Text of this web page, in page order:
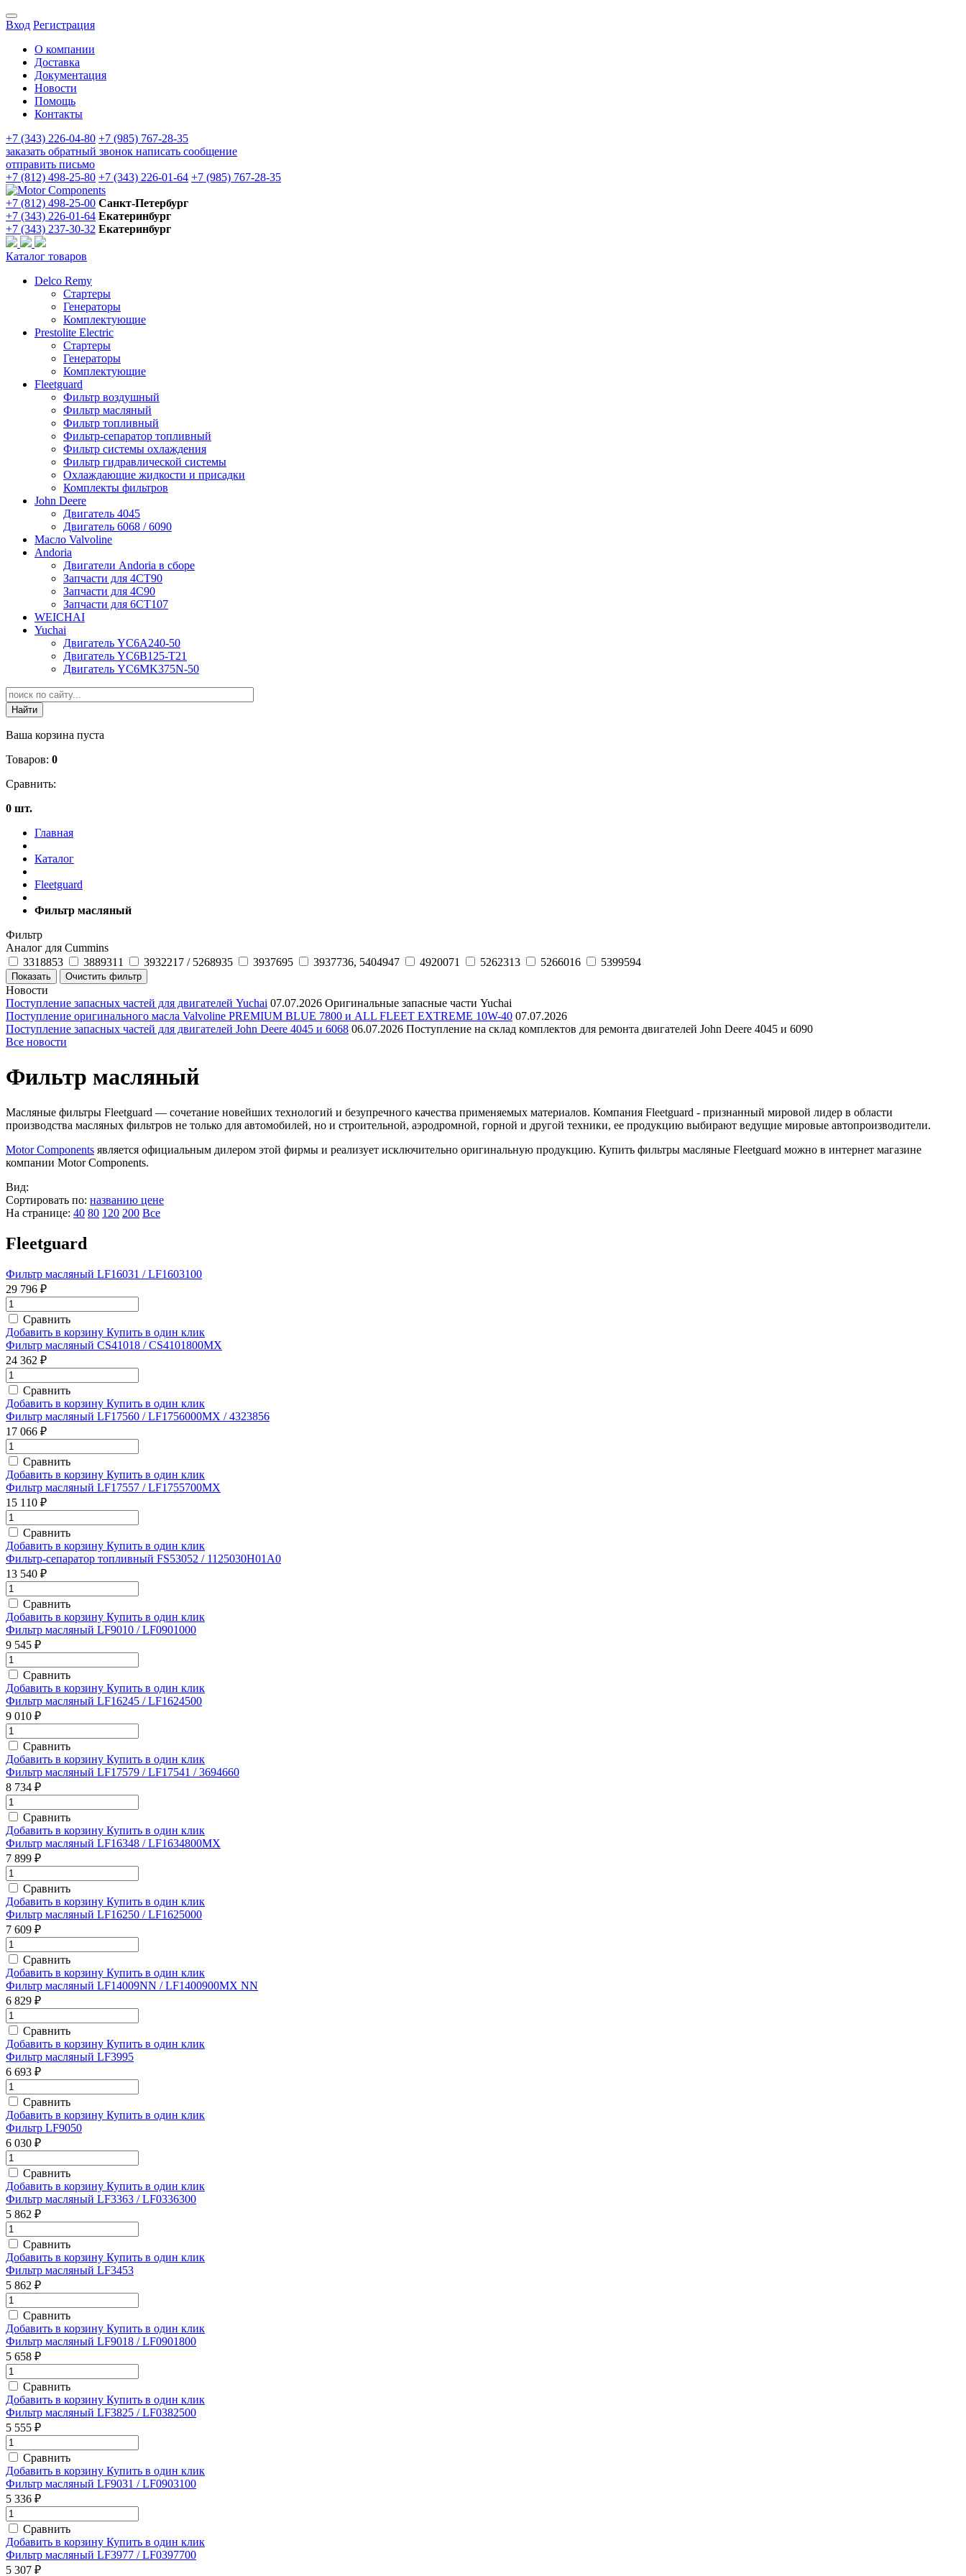
Вход Регистрация
О компании
Доставка
Документация
Новости
Помощь
Контакты
+7 (343) 226-04-80 +7 (985) 767-28-35
заказать обратный звонок написать сообщение
отправить письмо
+7 (812) 498-25-80 +7 (343) 226-01-64 +7 (985) 767-28-35
+7 (812) 498-25-00 Санкт-Петербург
+7 (343) 226-01-64 Екатеринбург
+7 (343) 237-30-32 Екатеринбург
Каталог товаров
Delco Remy
Стартеры
Генераторы
Комплектующие
Prestolite Electric
Стартеры
Генераторы
Комплектующие
Fleetguard
Фильтр воздушный
Фильтр масляный
Фильтр топливный
Фильтр-сепаратор топливный
Фильтр системы охлаждения
Фильтр гидравлической системы
Охлаждающие жидкости и присадки
Комплекты фильтров
John Deere
Двигатель 4045
Двигатель 6068 / 6090
Масло Valvoline
Andoria
Двигатели Andoria в сборе
Запчасти для 4CT90
Запчасти для 4С90
Запчасти для 6CT107
WEICHAI
Yuchai
Двигатель YC6A240-50
Двигатель YC6B125-T21
Двигатель YC6MK375N-50
Ваша корзина пуста
Товаров: 0
Сравнить:
0 шт.
Главная
Каталог
Fleetguard
Фильтр масляный
Фильтр
Аналог для Cummins
3318853
3889311 3932217 / 5268935 3937695 3937736, 5404947 4920071 5262313 5266016 5399594
Новости
Поступление запасных частей для двигателей Yuchai 07.07.2026 Оригинальные запасные части Yuchai
Поступление оригинального масла Valvoline PREMIUM BLUE 7800 и ALL FLEET EXTREME 10W-40 07.07.2026
Поступление запасных частей для двигателей John Deere 4045 и 6068 06.07.2026 Поступление на склад комплектов для ремонта двигателей John Deere 4045 и 6090
Все новости
Фильтр масляный
Масляные фильтры Fleetguard — сочетание новейших технологий и безупречного качества применяемых материалов. Компания Fleetguard - признанный мировой лидер в области
производства масляных фильтров не только для автомобилей, но и строительной, аэродромной, горной и другой техники, ее продукцию выбирают ведущие мировые автопроизводители.
Motor Components является официальным дилером этой фирмы и реализует исключительно оригинальную продукцию. Купить фильтры масляные Fleetguard можно в интернет магазине
компании Motor Components.
Вид:
Сортировать по: названию цене
На странице: 40 80 120 200 Все
Fleetguard
Фильтр масляный LF16031 / LF1603100
29 796 ₽
Сравнить
Добавить в корзину Купить в один клик
Фильтр масляный CS41018 / CS4101800MX
24 362 ₽
Сравнить
Добавить в корзину Купить в один клик
Фильтр масляный LF17560 / LF1756000MX / 4323856
17 066 ₽
Сравнить
Добавить в корзину Купить в один клик
Фильтр масляный LF17557 / LF1755700MX
15 110 ₽
Сравнить
Добавить в корзину Купить в один клик
Фильтр-сепаратор топливный FS53052 / 1125030H01A0
13 540 ₽
Сравнить
Добавить в корзину Купить в один клик
Фильтр масляный LF9010 / LF0901000
9 545 ₽
Сравнить
Добавить в корзину Купить в один клик
Фильтр масляный LF16245 / LF1624500
9 010 ₽
Сравнить
Добавить в корзину Купить в один клик
Фильтр масляный LF17579 / LF17541 / 3694660
8 734 ₽
Сравнить
Добавить в корзину Купить в один клик
Фильтр масляный LF16348 / LF1634800MX
7 899 ₽
Сравнить
Добавить в корзину Купить в один клик
Фильтр масляный LF16250 / LF1625000
7 609 ₽
Сравнить
Добавить в корзину Купить в один клик
Фильтр масляный LF14009NN / LF1400900MX NN
6 829 ₽
Сравнить
Добавить в корзину Купить в один клик
Фильтр масляный LF3995
6 693 ₽
Сравнить
Добавить в корзину Купить в один клик
Фильтр LF9050
6 030 ₽
Сравнить
Добавить в корзину Купить в один клик
Фильтр масляный LF3363 / LF0336300
5 862 ₽
Сравнить
Добавить в корзину Купить в один клик
Фильтр масляный LF3453
5 862 ₽
Сравнить
Добавить в корзину Купить в один клик
Фильтр масляный LF9018 / LF0901800
5 658 ₽
Сравнить
Добавить в корзину Купить в один клик
Фильтр масляный LF3825 / LF0382500
5 555 ₽
Сравнить
Добавить в корзину Купить в один клик
Фильтр масляный LF9031 / LF0903100
5 336 ₽
Сравнить
Добавить в корзину Купить в один клик
Фильтр масляный LF3977 / LF0397700
5 307 ₽